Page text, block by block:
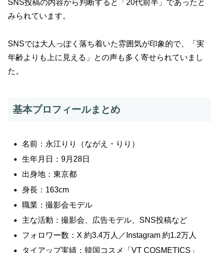
SNS投稿の内容から判断すると「20代前半」であったと
みられています。
SNSでは大人っぽく落ち着いた雰囲気が印象的で、「実
年齢よりも上に見える」との声も多く寄せられていまし
た。
基本プロフィールまとめ
名前：永江りり（ながえ・りり）
生年月日：9月28日
出身地：東京都
身長：163cm
職業：撮影会モデル
主な活動：撮影会、広告モデル、SNS投稿など
フォロワー数：X 約3.4万人／Instagram 約1.2万人
タイアップ実績：韓国コスメ「VT COSMETICS」